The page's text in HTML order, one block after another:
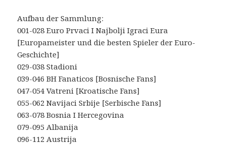
Aufbau der Sammlung:
001-028 Euro Prvaci I Najbolji Igraci Eura
[Europameister und die besten Spieler der Euro-
Geschichte]
029-038 Stadioni
039-046 BH Fanaticos [Bosnische Fans]
047-054 Vatreni [Kroatische Fans]
055-062 Navijaci Srbije [Serbische Fans]
063-078 Bosnia I Hercegovina
079-095 Albanija
096-112 Austrija